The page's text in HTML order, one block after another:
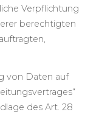
Verpflichtung
berechtigten
von Daten auf
des Art. 28